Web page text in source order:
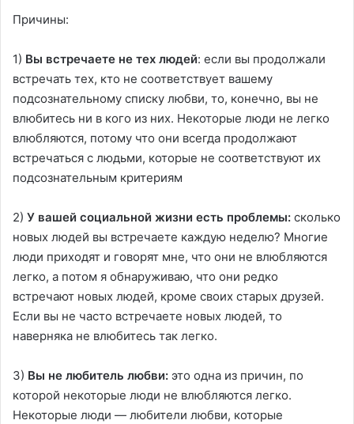
Причины:
1) Вы встречаете не тех людей: если вы продолжали
встречать тех, кто не соответствует вашему
подсознательному списку любви, то, конечно, вы не
влюбитесь ни в кого из них. Некоторые люди не легко
влюбляются, потому что они всегда продолжают
встречаться с людьми, которые не соответствуют их
подсознательным критериям
2) У вашей социальной жизни есть проблемы: сколько
новых людей вы встречаете каждую неделю? Многие
люди приходят и говорят мне, что они не влюбляются
легко, а потом я обнаруживаю, что они редко
встречают новых людей, кроме своих старых друзей.
Если вы не часто встречаете новых людей, то
наверняка не влюбитесь так легко.
3) Вы не любитель любви: это одна из причин, по
которой некоторые люди не влюбляются легко.
Некоторые люди — любители любви, которые